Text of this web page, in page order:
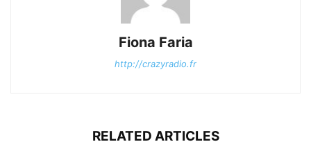
Fiona Faria
http://crazyradio.fr
RELATED ARTICLES